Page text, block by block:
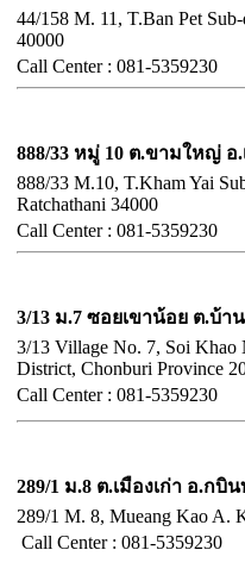
44/158 M. 11, T.Ban Pet
40000
Call Center : 081-5359230
888/33 หมู่ 10 ต.ขามใหญ่ อ
888/33 M.10, T.Kham Yai
Ratchathani 34000
Call Center : 081-5359230
3/13 ม.7 ซอยเขาน้อย ต.บ้า
3/13 Village No. 7, Soi Khao
District, Chonburi Province
Call Center : 081-5359230
289/1 ม.8 ต.เมืองเก่า อ.กบิ
289/1 M. 8, Mueang Kao A.
Call Center : 081-5359230